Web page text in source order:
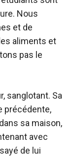
Nous
et de
aliments et
pas le
sanglotant. Sa
précédente,
sa maison,
avec
de lui